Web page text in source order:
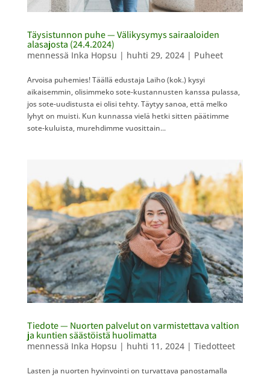
Täysistunnon puhe — Välikysymys sairaaloiden
alasajosta (24.4.2024)
mennessä Inka Hopsu | huhti 29, 2024| Puheet
Arvoisa puhemies! Täällä edustaja Laiho (kok.) kysyi
aikaisemmin, olisimmeko sote-kustannusten kanssa pulassa,
jos sote-uudistusta ei olisi tehty. Täytyy sanoa, että melko
lyhyt on muisti. Kun kunnassa vielä hetki sitten päätimme
sote-kuluista, murehdimme vuosittain...
Tiedote — Nuorten palvelut on varmistettava valtion
ja kuntien säästöistä huolimatta
mennessä Inka Hopsu | huhti 11, 2024| Tiedotteet
Lasten ja nuorten hyvinvointi on turvattava panostamalla